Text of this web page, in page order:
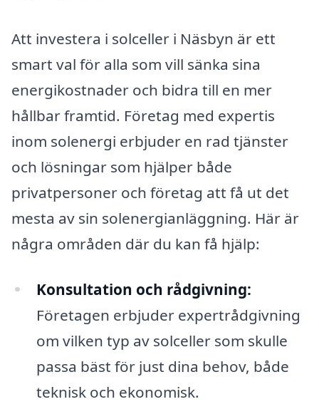
Att investera i solceller i Näsbyn är ett
smart val för alla som vill sänka sina
energikostnader och bidra till en mer
hållbar framtid. Företag med expertis
inom solenergi erbjuder en rad tjänster
och lösningar som hjälper både
privatpersoner och företag att få ut det
mesta av sin solenergianläggning. Här är
några områden där du kan få hjälp:
Konsultation och rådgivning:
Företagen erbjuder expertrådgivning
om vilken typ av solceller som skulle
passa bäst för just dina behov, både
teknisk och ekonomisk.